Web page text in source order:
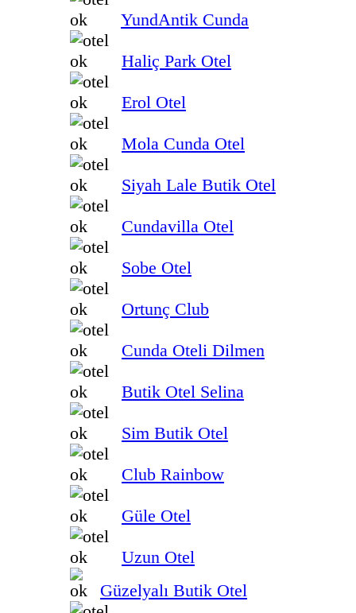
YundAntik Cunda
Haliç Park Otel
Erol Otel
Mola Cunda Otel
Siyah Lale Butik Otel
Cundavilla Otel
Sobe Otel
Ortunç Club
Cunda Oteli Dilmen
Butik Otel Selina
Sim Butik Otel
Club Rainbow
Güle Otel
Uzun Otel
Güzelyalı Butik Otel